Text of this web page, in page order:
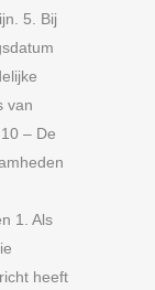
5. Bij
van
– De
1. Als
heeft